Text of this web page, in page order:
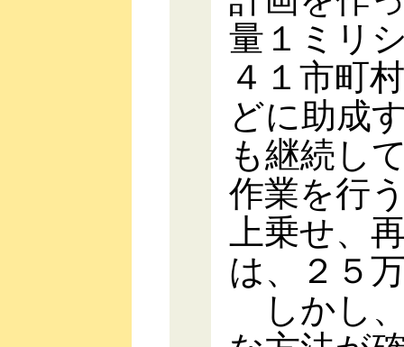
量１ミリ
４１市町
どに助成
も継続し
作業を行
上乗せ、
は、２５
しかし